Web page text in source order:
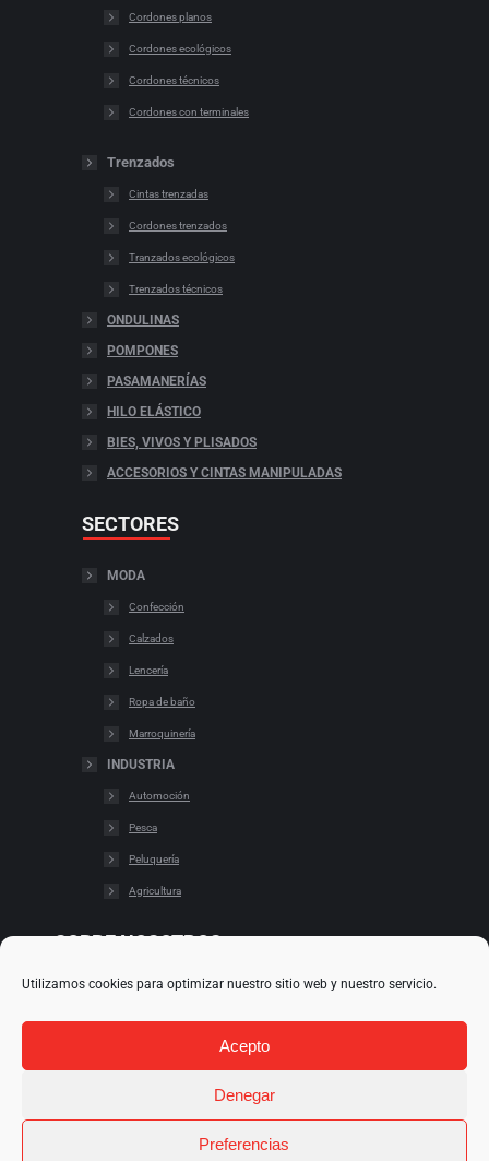
Utilizamos cookies para optimizar nuestro sitio web y nuestro servicio.
Acepto
Denegar
Preferencias
Cordones planos
Cordones ecológicos
Cordones técnicos
Cordones con terminales
Trenzados
Cintas trenzadas
Cordones trenzados
Tranzados ecológicos
Trenzados técnicos
ONDULINAS
POMPONES
PASAMANERÍAS
HILO ELÁSTICO
BIES, VIVOS Y PLISADOS
ACCESORIOS Y CINTAS MANIPULADAS
SECTORES
MODA
Confección
Calzados
Lencería
Ropa de baño
Marroquinería
INDUSTRIA
Automoción
Pesca
Peluquería
Agricultura
SOBRE NOSOTROS